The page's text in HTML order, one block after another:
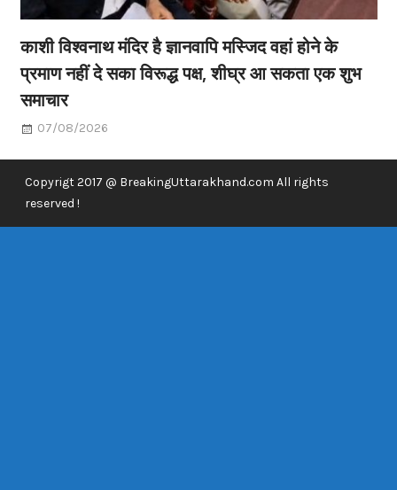
काशी विश्वनाथ मंदिर है ज्ञानवापि मस्जिद वहां होने के
प्रमाण नहीं दे सका विरूद्ध पक्ष, शीघ्र आ सकता एक शुभ
समाचार
07/08/2026
Copyrigt 2017 @ BreakingUttarakhand.com All rights
reserved !